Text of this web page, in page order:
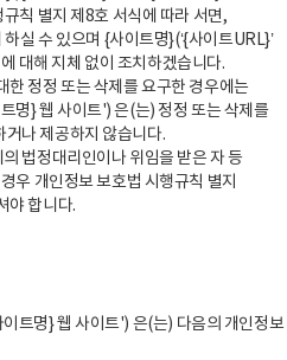
칙 별지 제8호 서식에 따라 서면,
실 수 있으며 {사이트명}(‘{사이트URL}’
대해 지체 없이 조치하겠습니다.
정정 또는 삭제를 요구한 경우에는
명} 웹 사이트') 은(는) 정정 또는 삭제를
나 제공하지 않습니다.
법정대리인이나 위임을 받은 자 등
우 개인정보 보호법 시행규칙 별지
야 합니다.
트명} 웹 사이트') 은(는) 다음의 개인정보